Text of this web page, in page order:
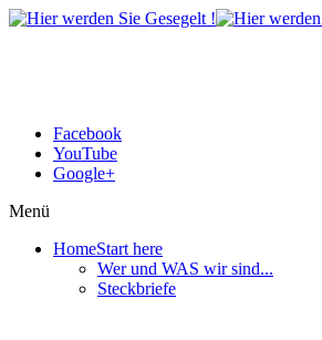
Facebook
YouTube
Google+
Menü
HomeStart here
Wer und WAS wir sind...
Steckbriefe